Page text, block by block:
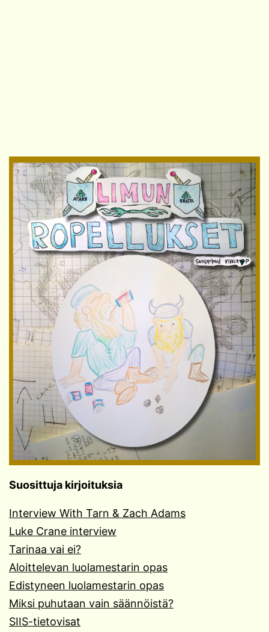
Suosittuja kirjoituksia
Interview With Tarn & Zach Adams
Luke Crane interview
Tarinaa vai ei?
Aloittelevan luolamestarin opas
Edistyneen luolamestarin opas
Miksi puhutaan vain säännöistä?
SIIS-tietovisat